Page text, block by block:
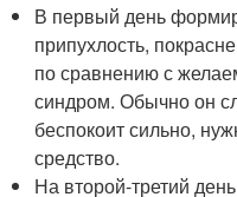
В первый день
припухлость,
по сравнению с
синдром. Обычно он
беспокоит сильно,
средство.
На второй-третий